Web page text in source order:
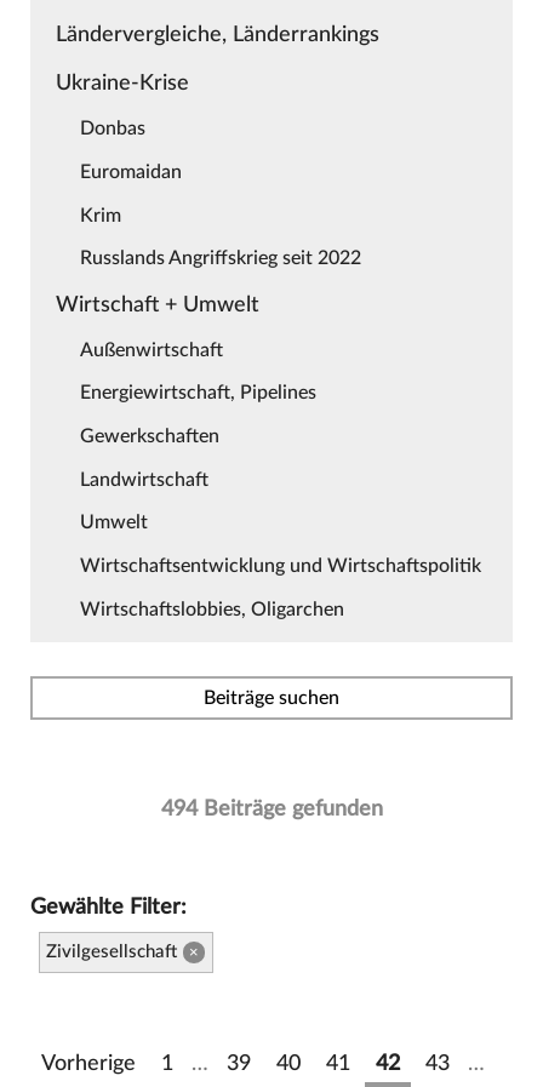
Ländervergleiche, Länderrankings
Ukraine-Krise
Donbas
Euromaidan
Krim
Russlands Angriffskrieg seit 2022
Wirtschaft + Umwelt
Außenwirtschaft
Energiewirtschaft, Pipelines
Gewerkschaften
Landwirtschaft
Umwelt
Wirtschaftsentwicklung und Wirtschaftspolitik
Wirtschaftslobbies, Oligarchen
Beiträge suchen
494 Beiträge gefunden
Gewählte Filter:
Zivilgesellschaft ×
Vorherige 1 … 39 40 41 42 43 …